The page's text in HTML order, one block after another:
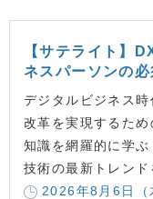
【サテライト】
ネスパーソンの
デジタルビジネス
改革を実現するた
知識を網羅的に学
技術の最新トレンド
2026年8月6日